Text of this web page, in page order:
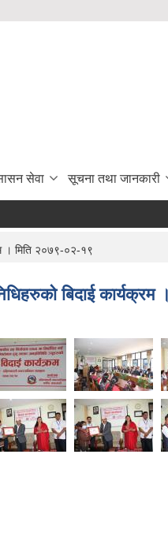
सेवा सूचना तथा जानकारी
। मिति २०७९-०२-१९
बिदाई